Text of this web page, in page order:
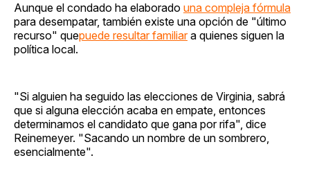
Aunque el condado ha elaborado una compleja fórmula
para desempatar, también existe una opción de "último
recurso" quepuede resultar familiara quienes siguen la
política local.
"Si alguien ha seguido las elecciones de Virginia, sabrá
que si alguna elección acaba en empate, entonces
determinamos el candidato que gana por rifa", dice
Reinemeyer. "Sacando un nombre de un sombrero,
esencialmente".